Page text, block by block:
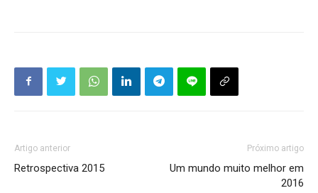
Artigo anterior
Retrospectiva 2015
Próximo artigo
Um mundo muito melhor em
2016